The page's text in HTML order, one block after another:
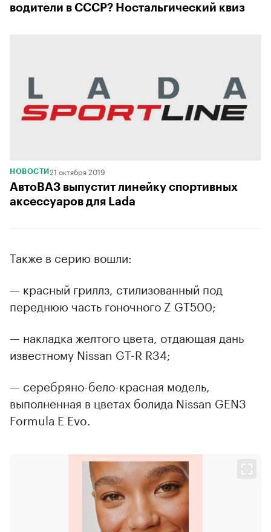
водители в СССР? Ностальгический квиз
НОВОСТИ 21 октября 2019
АвтоВАЗ выпустит линейку спортивных
аксессуаров для Lada
Также в серию вошли:
— красный гриллз, стилизованный под
переднюю часть гоночного Z GT500;
— накладка желтого цвета, отдающая дань
известному Nissan GT-R R34;
— серебряно-бело-красная модель,
выполненная в цветах болида Nissan GEN3
Formula E Evo.